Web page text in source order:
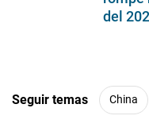
del
Seguir temas China